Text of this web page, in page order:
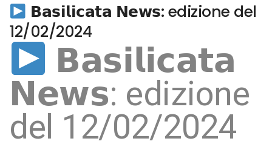
𝗕𝗮𝘀𝗶𝗹𝗶𝗰𝗮𝘁𝗮 𝗡𝗲𝘄𝘀: edizione del
12/02/2024
𝗕𝗮𝘀𝗶𝗹𝗶𝗰𝗮𝘁𝗮
𝗡𝗲𝘄𝘀: edizione
del 12/02/2024